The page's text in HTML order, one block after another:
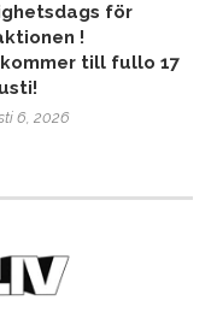
för
!
till fullo 17
6, 2026